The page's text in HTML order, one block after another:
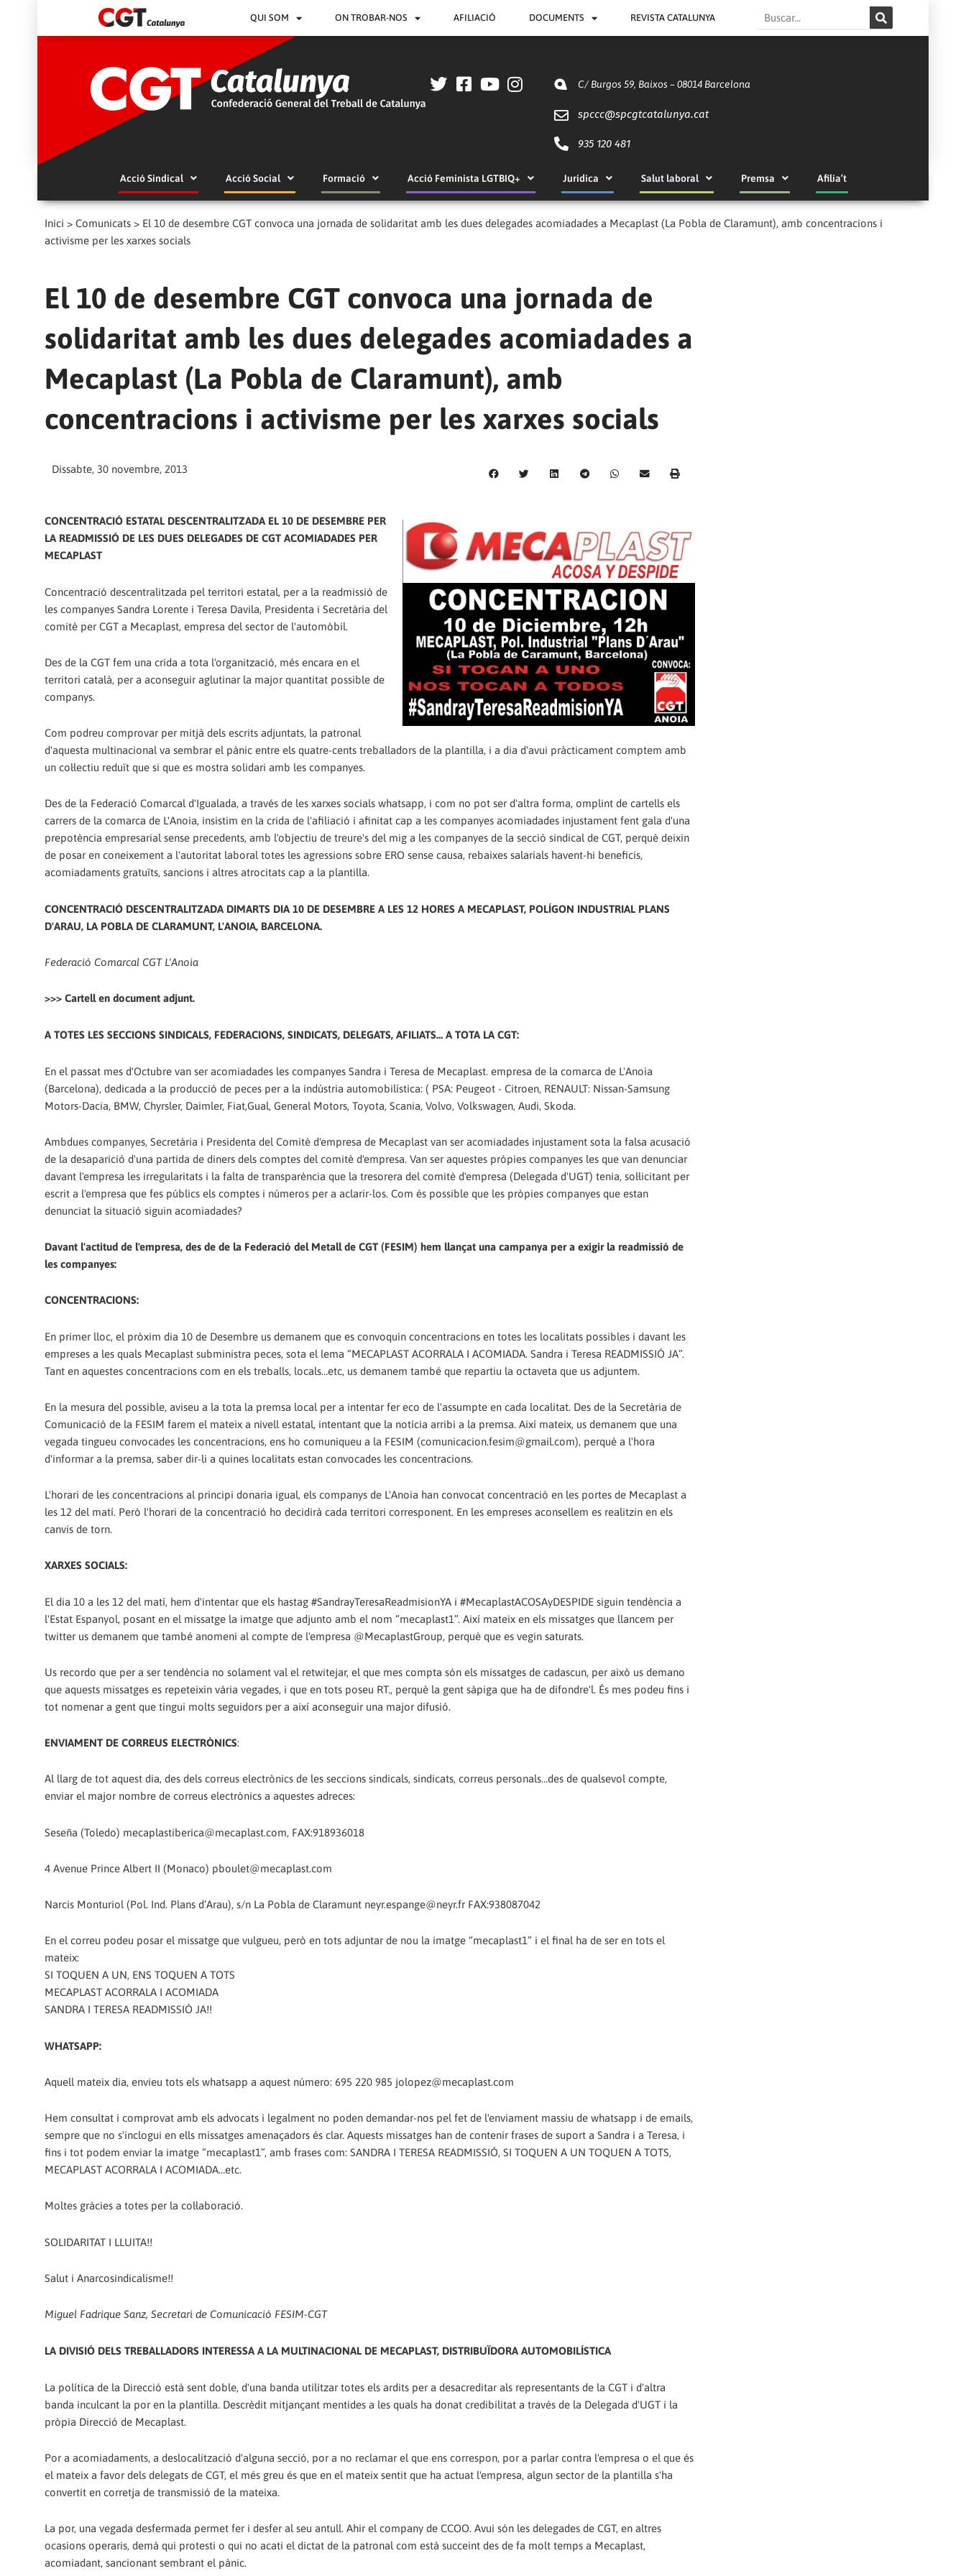
QUI SOM ON TROBAR-NOS AFILIACIÓ DOCUMENTS REVISTA CATALUNYA Search
C/ Burgos 59, Baixos – 08014 Barcelona
spccc@spcgtcatalunya.cat
935 120 481
Acció Sindical Acció Social Formació Acció Feminista LGTBIQ+ Jurídica Salut laboral Premsa Afilia’t
Inici > Comunicats > El 10 de desembre CGT convoca una jornada de solidaritat amb les dues delegades acomiadades a Mecaplast (La Pobla de Claramunt), amb concentracions i
activisme per les xarxes socials
El 10 de desembre CGT convoca una jornada de
solidaritat amb les dues delegades acomiadades a
Mecaplast (La Pobla de Claramunt), amb
concentracions i activisme per les xarxes socials
Dissabte, 30 novembre, 2013
CONCENTRACIÓ ESTATAL DESCENTRALITZADA EL 10 DE DESEMBRE PER
LA READMISSIÓ DE LES DUES DELEGADES DE CGT ACOMIADADES PER
MECAPLAST
Concentració descentralitzada pel territori estatal, per a la readmissió de
les companyes Sandra Lorente i Teresa Davila, Presidenta i Secretària del
comitè per CGT a Mecaplast, empresa del sector de l'automòbil.
Des de la CGT fem una crida a tota l'organització, més encara en el
territori català, per a aconseguir aglutinar la major quantitat possible de
companys.
Com podreu comprovar per mitjà dels escrits adjuntats, la patronal
d'aquesta multinacional va sembrar el pànic entre els quatre-cents treballadors de la plantilla, i a dia d'avui pràcticament comptem amb
un col·lectiu reduït que si que es mostra solidari amb les companyes.
Des de la Federació Comarcal d'Igualada, a través de les xarxes socials whatsapp, i com no pot ser d'altra forma, omplint de cartells els
carrers de la comarca de L'Anoia, insistim en la crida de l'afiliació i afinitat cap a les companyes acomiadades injustament fent gala d'una
prepotència empresarial sense precedents, amb l'objectiu de treure's del mig a les companyes de la secció sindical de CGT, perquè deixin
de posar en coneixement a l'autoritat laboral totes les agressions sobre ERO sense causa, rebaixes salarials havent-hi beneficis,
acomiadaments gratuïts, sancions i altres atrocitats cap a la plantilla.
CONCENTRACIÓ DESCENTRALITZADA DIMARTS DIA 10 DE DESEMBRE A LES 12 HORES A MECAPLAST, POLÍGON INDUSTRIAL PLANS
D'ARAU, LA POBLA DE CLARAMUNT, L'ANOIA, BARCELONA.
Federació Comarcal CGT L'Anoia
>>> Cartell en document adjunt.
A TOTES LES SECCIONS SINDICALS, FEDERACIONS, SINDICATS, DELEGATS, AFILIATS… A TOTA LA CGT:
En el passat mes d'Octubre van ser acomiadades les companyes Sandra i Teresa de Mecaplast. empresa de la comarca de L'Anoia
(Barcelona), dedicada a la producció de peces per a la indústria automobilística: ( PSA: Peugeot - Citroen, RENAULT: Nissan-Samsung
Motors-Dacia, BMW, Chyrsler, Daimler, Fiat,Gual, General Motors, Toyota, Scania, Volvo, Volkswagen, Audi, Skoda.
Ambdues companyes, Secretària i Presidenta del Comitè d'empresa de Mecaplast van ser acomiadades injustament sota la falsa acusació
de la desaparició d'una partida de diners dels comptes del comitè d'empresa. Van ser aquestes pròpies companyes les que van denunciar
davant l'empresa les irregularitats i la falta de transparència que la tresorera del comitè d'empresa (Delegada d'UGT) tenia, sol·licitant per
escrit a l'empresa que fes públics els comptes i números per a aclarir-los. Com és possible que les pròpies companyes que estan
denunciat la situació siguin acomiadades?
Davant l'actitud de l'empresa, des de de la Federació del Metall de CGT (FESIM) hem llançat una campanya per a exigir la readmissió de
les companyes:
CONCENTRACIONS:
En primer lloc, el pròxim dia 10 de Desembre us demanem que es convoquin concentracions en totes les localitats possibles i davant les
empreses a les quals Mecaplast subministra peces, sota el lema “MECAPLAST ACORRALA I ACOMIADA. Sandra i Teresa READMISSIÓ JA”.
Tant en aquestes concentracions com en els treballs, locals…etc, us demanem també que repartiu la octaveta que us adjuntem.
En la mesura del possible, aviseu a la tota la premsa local per a intentar fer eco de l'assumpte en cada localitat. Des de la Secretària de
Comunicació de la FESIM farem el mateix a nivell estatal, intentant que la notícia arribi a la premsa. Així mateix, us demanem que una
vegada tingueu convocades les concentracions, ens ho comuniqueu a la FESIM (comunicacion.fesim@gmail.com), perquè a l'hora
d'informar a la premsa, saber dir-li a quines localitats estan convocades les concentracions.
L'horari de les concentracions al principi donaria igual, els companys de L'Anoia han convocat concentració en les portes de Mecaplast a
les 12 del matí. Però l'horari de la concentració ho decidirà cada territori corresponent. En les empreses aconsellem es realitzin en els
canvis de torn.
XARXES SOCIALS:
El dia 10 a les 12 del matí, hem d'intentar que els hastag #SandrayTeresaReadmisionYA i #MecaplastACOSAyDESPIDE siguin tendència a
l'Estat Espanyol, posant en el missatge la imatge que adjunto amb el nom “mecaplast1”. Així mateix en els missatges que llancem per
twitter us demanem que també anomeni al compte de l'empresa @MecaplastGroup, perquè que es vegin saturats.
Us recordo que per a ser tendència no solament val el retwitejar, el que mes compta són els missatges de cadascun, per això us demano
que aquests missatges es repeteixin vària vegades, i que en tots poseu RT., perquè la gent sàpiga que ha de difondre'l. És mes podeu fins i
tot nomenar a gent que tingui molts seguidors per a així aconseguir una major difusió.
ENVIAMENT DE CORREUS ELECTRÒNICS:
Al llarg de tot aquest dia, des dels correus electrònics de les seccions sindicals, sindicats, correus personals…des de qualsevol compte,
enviar el major nombre de correus electrònics a aquestes adreces:
Seseña (Toledo) mecaplastiberica@mecaplast.com, FAX:918936018
4 Avenue Prince Albert II (Monaco) pboulet@mecaplast.com
Narcis Monturiol (Pol. Ind. Plans d’Arau), s/n La Pobla de Claramunt neyr.espange@neyr.fr FAX:938087042
En el correu podeu posar el missatge que vulgueu, però en tots adjuntar de nou la imatge “mecaplast1” i el final ha de ser en tots el
mateix:
SI TOQUEN A UN, ENS TOQUEN A TOTS
MECAPLAST ACORRALA I ACOMIADA
SANDRA I TERESA READMISSIÓ JA!!
WHATSAPP:
Aquell mateix dia, envieu tots els whatsapp a aquest número: 695 220 985 jolopez@mecaplast.com
Hem consultat i comprovat amb els advocats i legalment no poden demandar-nos pel fet de l'enviament massiu de whatsapp i de emails,
sempre que no s'inclogui en ells missatges amenaçadors és clar. Aquests missatges han de contenir frases de suport a Sandra i a Teresa, i
fins i tot podem enviar la imatge “mecaplast1”, amb frases com: SANDRA I TERESA READMISSIÓ, SI TOQUEN A UN TOQUEN A TOTS,
MECAPLAST ACORRALA I ACOMIADA…etc.
Moltes gràcies a totes per la col·laboració.
SOLIDARITAT I LLUITA!!
Salut i Anarcosindicalisme!!
Miguel Fadrique Sanz, Secretari de Comunicació FESIM-CGT
LA DIVISIÓ DELS TREBALLADORS INTERESSA A LA MULTINACIONAL DE MECAPLAST, DISTRIBUÏDORA AUTOMOBILÍSTICA
La política de la Direcció està sent doble, d'una banda utilitzar totes els ardits per a desacreditar als representants de la CGT i d'altra
banda inculcant la por en la plantilla. Descrèdit mitjançant mentides a les quals ha donat credibilitat a través de la Delegada d'UGT i la
pròpia Direcció de Mecaplast.
Por a acomiadaments, a deslocalització d'alguna secció, por a no reclamar el que ens correspon, por a parlar contra l'empresa o el que és
el mateix a favor dels delegats de CGT, el més greu és que en el mateix sentit que ha actuat l'empresa, algun sector de la plantilla s'ha
convertit en corretja de transmissió de la mateixa.
La por, una vegada desfermada permet fer i desfer al seu antull. Ahir el company de CCOO. Avui són les delegades de CGT, en altres
ocasions operaris, demà qui protesti o qui no acati el dictat de la patronal com està succeint des de fa molt temps a Mecaplast,
acomiadant, sancionant sembrant el pànic.